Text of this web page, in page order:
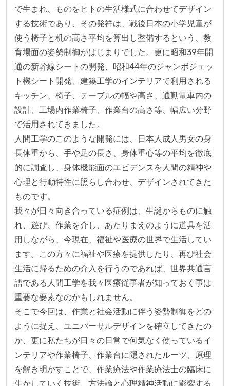
で生まれ、ものをヒトの生活様式に合わせてデザイン
する技術であり、その発祥は、戦後日本の小学児童が
使う椅子と机の高さ平均を算出し整備するという、教
育場面の姿勢制御がはじまりでした。更に昭和39年開
通の新幹線シートの開発、昭和44年のジャンボジェッ
ト機シート開発、建築工学のインテリアで利用される
キッチン、椅子、テーブルの幅や高さ、通勤電車内の
設計、工場内作業椅子、作業台の高さ等、幅広い分野
で活用されてきました。
人間工学のこのような開発には、日本人成人男女の身
長体重から、手や足の長さ、身体重心等の平均を徹底
的に調査し、身体機能面のエビデンスを人間の精神や
心理と行動特性に照らし合わせ、デザインされてきた
ものです。
我々が日々向き合っている症例は、生誕からものに触
れ、遊び、作業を介し、あたりまえのように道具を活
用しながら、今現在、福祉や医療の世界で生活してい
ます。この方々に福祉や医療を提供したり、再び社会
生活に帰るための介入を行うのであれば、世界共通言
語である人間工学を我々医療従事者が知っておく事は
重要な要素なのかもしれません。
そこで今回は、作業と社会活動に伴う姿勢制御をどの
ように捉え、ユニバーサルデザインを確立してきたの
か、更に私たちが日々の日常で何気なく使っているイ
ンテリアや作業椅子、作業台に隠されたルーツ、原理
を解き明かすことで、作業療法や作業療法士の臨床に
生かしていく技術、方法論と心理精神活動に影響する